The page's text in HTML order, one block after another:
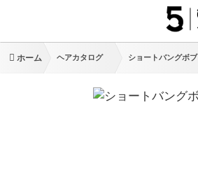
ホーム ヘアカタログ ショートバングボブ